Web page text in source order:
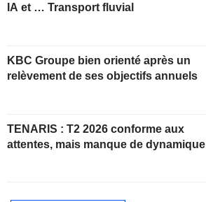
IA et … Transport fluvial
KBC Groupe bien orienté après un
relèvement de ses objectifs annuels
TENARIS : T2 2026 conforme aux
attentes, mais manque de dynamique